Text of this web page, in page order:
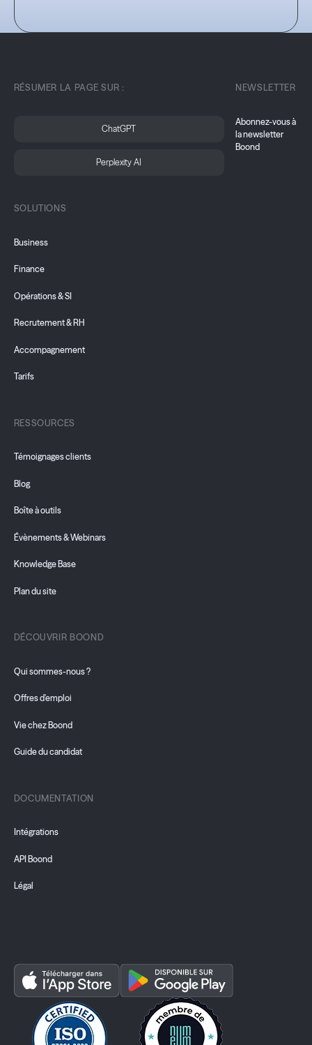
RÉSUMER LA PAGE SUR :
ChatGPT
Perplexity AI
SOLUTIONS
Business
Finance
Opérations & SI
Recrutement & RH
Accompagnement
Tarifs
RESSOURCES
Témoignages clients
Blog
Boîte à outils
Évènements & Webinars
Knowledge Base
Plan du site
DÉCOUVRIR BOOND
Qui sommes-nous ?
Offres d'emploi
Vie chez Boond
Guide du candidat
DOCUMENTATION
Intégrations
API Boond
Légal
NEWSLETTER
Abonnez-vous à
la newsletter
Boond